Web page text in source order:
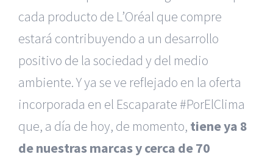
cada producto de L’Oréal que compre
estará contribuyendo a un desarrollo
positivo de la sociedad y del medio
ambiente. Y ya se ve reflejado en la oferta
incorporada en el Escaparate #PorElClima
que, a día de hoy, de momento, tiene ya 8
de nuestras marcas y cerca de 70